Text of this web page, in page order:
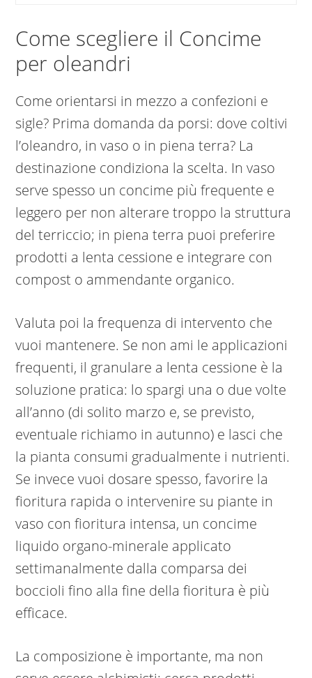
Come scegliere il Concime
per oleandri
Come orientarsi in mezzo a confezioni e
sigle? Prima domanda da porsi: dove coltivi
l’oleandro, in vaso o in piena terra? La
destinazione condiziona la scelta. In vaso
serve spesso un concime più frequente e
leggero per non alterare troppo la struttura
del terriccio; in piena terra puoi preferire
prodotti a lenta cessione e integrare con
compost o ammendante organico.
Valuta poi la frequenza di intervento che
vuoi mantenere. Se non ami le applicazioni
frequenti, il granulare a lenta cessione è la
soluzione pratica: lo spargi una o due volte
all’anno (di solito marzo e, se previsto,
eventuale richiamo in autunno) e lasci che
la pianta consumi gradualmente i nutrienti.
Se invece vuoi dosare spesso, favorire la
fioritura rapida o intervenire su piante in
vaso con fioritura intensa, un concime
liquido organo-minerale applicato
settimanalmente dalla comparsa dei
boccioli fino alla fine della fioritura è più
efficace.
La composizione è importante, ma non